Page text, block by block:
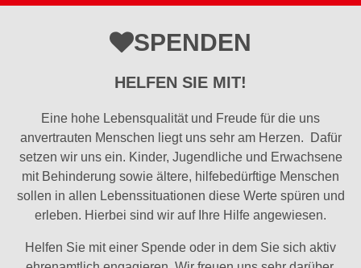
SPENDEN
HELFEN SIE MIT!
Eine hohe Lebensqualität und Freude für die uns
anvertrauten Menschen liegt uns sehr am Herzen. Dafür
setzen wir uns ein. Kinder, Jugendliche und Erwachsene
mit Behinderung sowie ältere, hilfebedürftige Menschen
sollen in allen Lebenssituationen diese Werte spüren und
erleben. Hierbei sind wir auf Ihre Hilfe angewiesen.
Helfen Sie mit einer Spende oder in dem Sie sich aktiv